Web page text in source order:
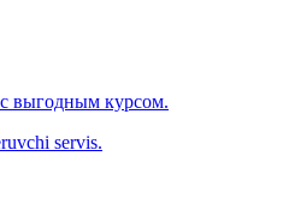
выгодным курсом.
servis.